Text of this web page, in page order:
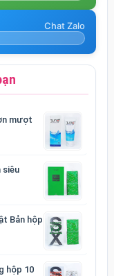
mượt
siêu
Bản hộp
hộp 10